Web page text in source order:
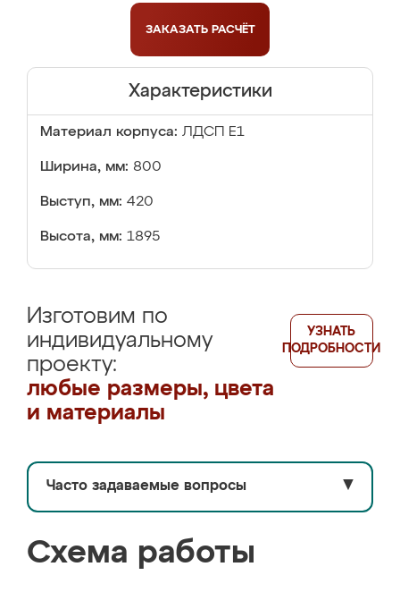
ЗАКАЗАТЬ РАСЧЁТ
Характеристики
Материал корпуса: ЛДСП Е1
Ширина, мм: 800
Выступ, мм: 420
Высота, мм: 1895
Изготовим по
индивидуальному
проекту:
любые размеры, цвета
и материалы
УЗНАТЬ
ПОДРОБНОСТИ
Часто задаваемые вопросы ▼
Схема работы